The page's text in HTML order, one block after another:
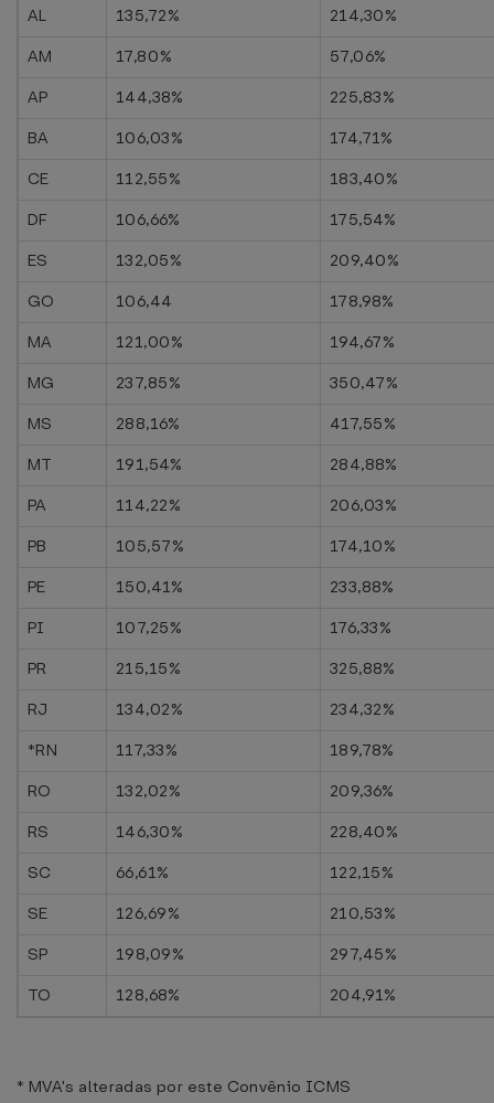
AL
135,72%
214,30%
AM
17,80%
57,06%
AP
144,38%
225,83%
BA
106,03%
174,71%
CE
112,55%
183,40%
DF
106,66%
175,54%
ES
132,05%
209,40%
GO
106,44
178,98%
MA
121,00%
194,67%
MG
237,85%
350,47%
MS
288,16%
417,55%
MT
191,54%
284,88%
PA
114,22%
206,03%
PB
105,57%
174,10%
PE
150,41%
233,88%
PI
107,25%
176,33%
PR
215,15%
325,88%
RJ
134,02%
234,32%
*RN
117,33%
189,78%
RO
132,02%
209,36%
RS
146,30%
228,40%
SC
66,61%
122,15%
SE
126,69%
210,53%
SP
198,09%
297,45%
TO
128,68% 204,91%
* MVA's alteradas por este Convênio ICMS